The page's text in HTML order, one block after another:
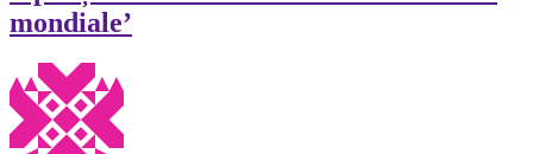
mondiale’